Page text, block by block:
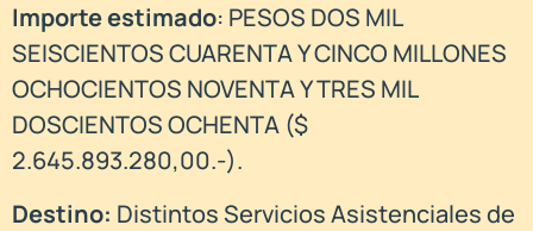
Importe estimado: PESOS DOS MIL
SEISCIENTOS CUARENTA Y CINCO MILLONES
OCHOCIENTOS NOVENTA Y TRES MIL
DOSCIENTOS OCHENTA ($
2.645.893.280,00.-).
Destino: Distintos Servicios Asistenciales de